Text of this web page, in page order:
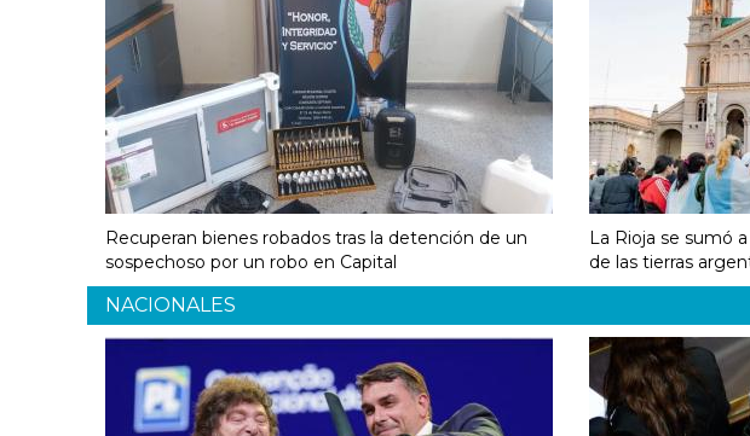
Recuperan bienes robados tras la detención de un
sospechoso por un robo en Capital
La Rioja se sumó
de las tierras
NACIONALES